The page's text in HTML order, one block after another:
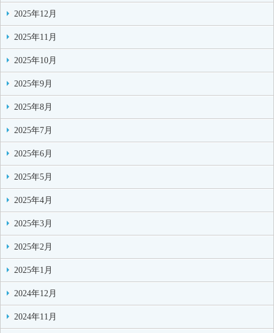
2025年12月
2025年11月
2025年10月
2025年9月
2025年8月
2025年7月
2025年6月
2025年5月
2025年4月
2025年3月
2025年2月
2025年1月
2024年12月
2024年11月